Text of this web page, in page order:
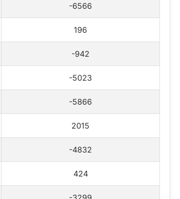
-6566
196
-942
-5023
-5866
2015
-4832
424